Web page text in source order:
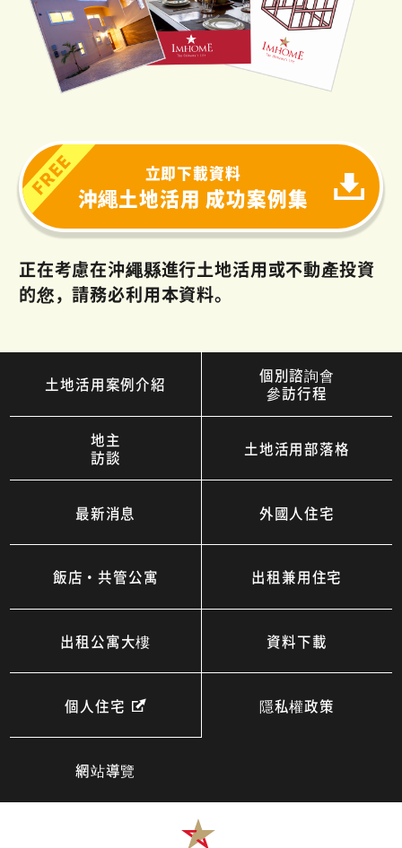
立即下載資料
沖繩土地活用 成功案例集
正在考慮在沖繩縣進行土地活用或不動產投資
的您，請務必利用本資料。
土地活用案例介紹
個別諮詢會
參訪行程
地主
訪談
土地活用部落格
最新消息 外國人住宅
飯店・共管公寓 出租兼用住宅
出租公寓大樓 資料下載
個人住宅 隱私權政策
網站導覽